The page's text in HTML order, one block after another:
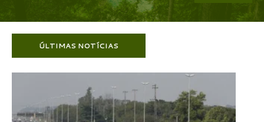
ÚLTIMAS NOTÍCIAS